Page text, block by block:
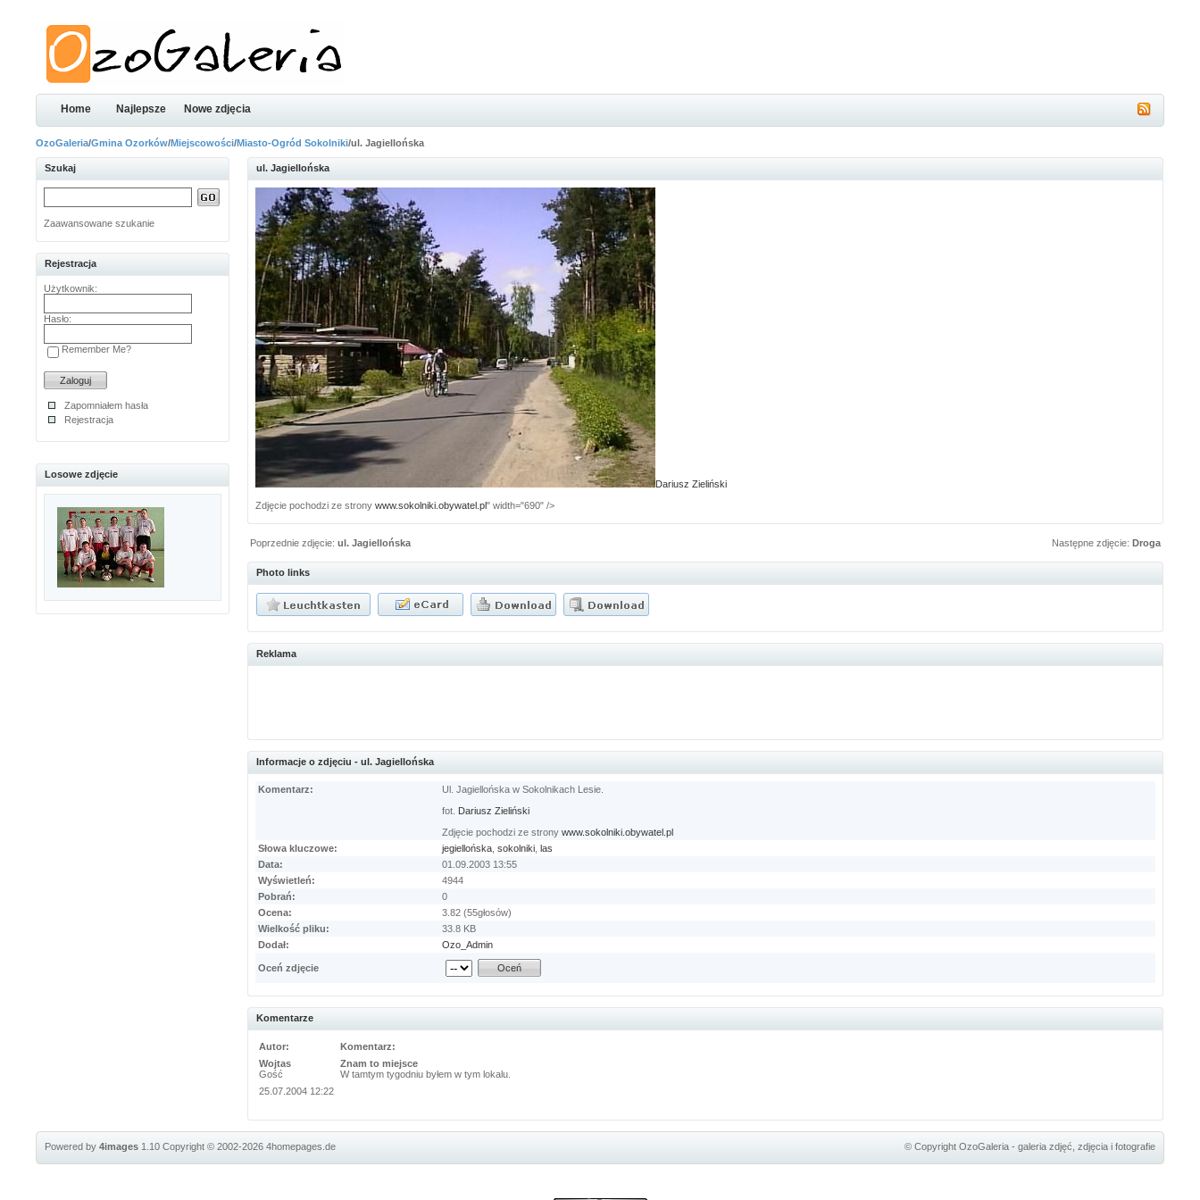
Home Najlepsze Nowe zdjęcia
OzoGaleria/Gmina Ozorków/Miejscowości/Miasto-Ogród Sokolniki/ul. Jagiellońska
Szukaj
Zaawansowane szukanie
Rejestracja
Użytkownik:
Hasło:
Remember Me?
Zapomniałem hasła
Rejestracja
Losowe zdjęcie
ul. Jagiellońska
Dariusz Zieliński
Zdjęcie pochodzi ze stronywww.sokolniki.obywatel.pl" width="690" />
Poprzednie zdjęcie:ul. Jagiellońska Następne zdjęcie:Droga
Photo links
Reklama
Informacje o zdjęciu - ul. Jagiellońska
Komentarz:
Ul. Jagiellońska w Sokolnikach Lesie.
fot. Dariusz Zieliński
Zdjęcie pochodzi ze stronywww.sokolniki.obywatel.pl
Słowa kluczowe:
jegiellońska ,sokolniki ,las
Data:
01.09.2003 13:55
Wyświetleń:
4944
Pobrań:
0
Ocena:
3.82 (55głosów)
Wielkość pliku:
33.8 KB
Dodał:
Ozo_Admin
Oceń zdjęcie
Komentarze
Autor:
Komentarz:
Wojtas
Gość
Znam to miejsce
W tamtym tygodniu byłem w tym lokalu.
25.07.2004 12:22
© Copyright OzoGaleria - galeria zdjęć, zdjęcia i fotografie
Powered by4images 1.10Copyright © 2002-20264homepages.de